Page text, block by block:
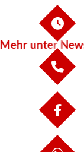
unter News